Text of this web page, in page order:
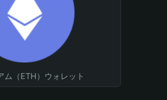
ム（ETH）ウォレット